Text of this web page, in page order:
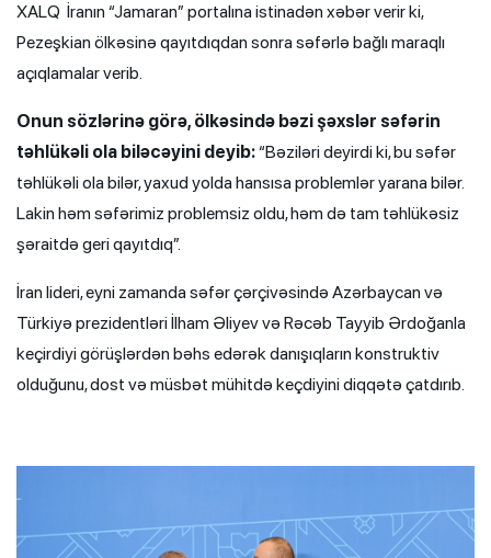
XALQ İranın “Jamaran” portalına istinadən xəbər verir ki,
Pezeşkian ölkəsinə qayıtdıqdan sonra səfərlə bağlı maraqlı
açıqlamalar verib.
Onun sözlərinə görə, ölkəsində bəzi şəxslər səfərin
təhlükəli ola biləcəyini deyib:“Bəziləri deyirdi ki, bu səfər
təhlükəli ola bilər, yaxud yolda hansısa problemlər yarana bilər.
Lakin həm səfərimiz problemsiz oldu, həm də tam təhlükəsiz
şəraitdə geri qayıtdıq”.
İran lideri, eyni zamanda səfər çərçivəsində Azərbaycan və
Türkiyə prezidentləri İlham Əliyev və Rəcəb Tayyib Ərdoğanla
keçirdiyi görüşlərdən bəhs edərək danışıqların konstruktiv
olduğunu, dost və müsbət mühitdə keçdiyini diqqətə çatdırıb.